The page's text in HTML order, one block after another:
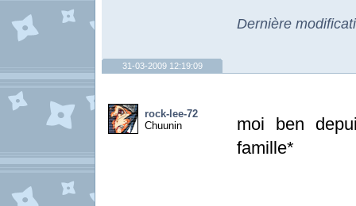
Dernière
31-03-2009 12:19:09
rock-lee-72
Chuunin
moi ben
famille*